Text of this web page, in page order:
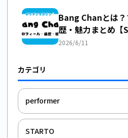
Bang Chanとは
歴・魅力まとめ【
2026/6/11
カテゴリ
performer
STARTO